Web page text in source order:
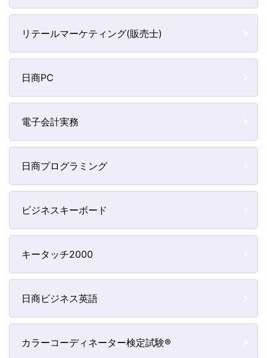
リテールマーケティング(販売士)
日商PC
電子会計実務
日商プログラミング
ビジネスキーボード
キータッチ2000
日商ビジネス英語
カラーコーディネーター検定試験®